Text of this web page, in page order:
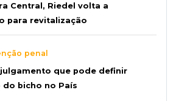
Central, Riedel volta a
para revitalização
penal
julgamento que pode definir
bicho no País